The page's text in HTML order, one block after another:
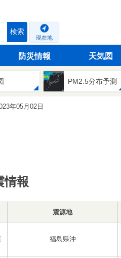
検索
現在地
防災情報 天気図
PM2.5分布予測
年05月02日
情報
震源地
福島県沖